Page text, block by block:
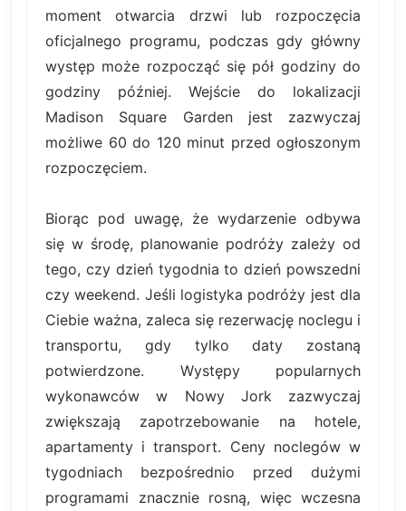
moment otwarcia drzwi lub rozpoczęcia
oficjalnego programu, podczas gdy główny
występ może rozpocząć się pół godziny do
godziny później. Wejście do lokalizacji
Madison Square Garden jest zazwyczaj
możliwe 60 do 120 minut przed ogłoszonym
rozpoczęciem.
Biorąc pod uwagę, że wydarzenie odbywa
się w środę, planowanie podróży zależy od
tego, czy dzień tygodnia to dzień powszedni
czy weekend. Jeśli logistyka podróży jest dla
Ciebie ważna, zaleca się rezerwację noclegu i
transportu, gdy tylko daty zostaną
potwierdzone. Występy popularnych
wykonawców w Nowy Jork zazwyczaj
zwiększają zapotrzebowanie na hotele,
apartamenty i transport. Ceny noclegów w
tygodniach bezpośrednio przed dużymi
programami znacznie rosną, więc wczesna